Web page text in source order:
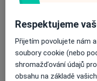
24 názorů
Recenze
Specialisté
odstranění
Další informace.
Respektujeme
Přijetím povolujete nám
soubory cookie (nebo
shromažďování údajů
obsahu na základě